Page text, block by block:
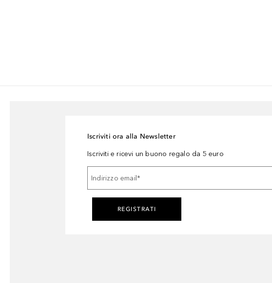
Iscriviti ora alla Newsletter
Iscriviti e ricevi un buono regalo da 5 euro
Indirizzo email *
REGISTRATI